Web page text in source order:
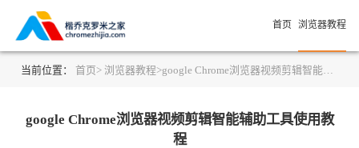
首页 浏览器教程
当前位置： 首页> 浏览器教程>google Chrome浏览器视频剪辑智能辅助工具使用教程
google Chrome浏览器视频剪辑智能辅助工具使用教
程